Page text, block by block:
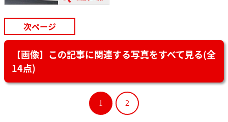
次ページ
【画像】この記事に関連する写真をすべて見る(全
14点)
1 2